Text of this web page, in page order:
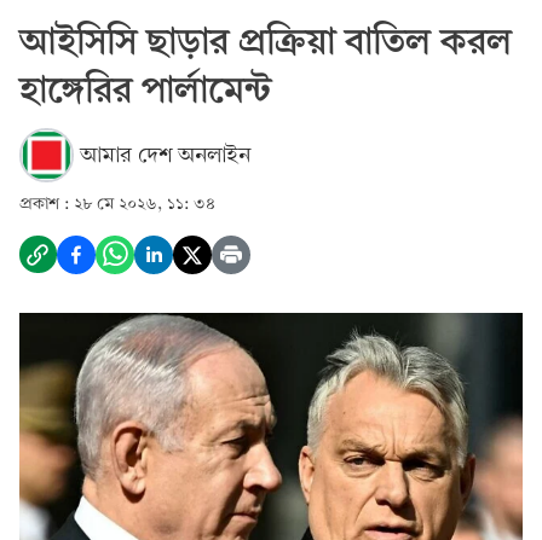
আইসিসি ছাড়ার প্রক্রিয়া বাতিল করল
হাঙ্গেরির পার্লামেন্ট
আমার দেশ অনলাইন
প্রকাশ : ২৮ মে ২০২৬, ১১: ৩৪